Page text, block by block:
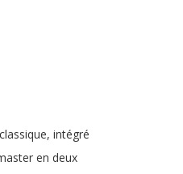
intégré
en deux